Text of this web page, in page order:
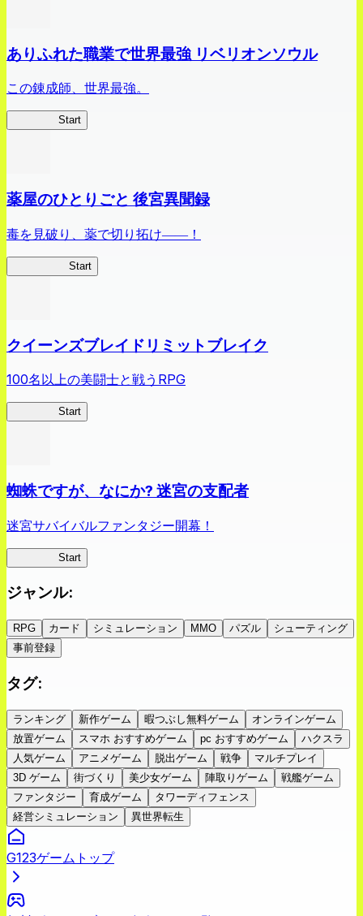
ありふれた職業で世界最強 リベリオンソウル
この錬成師、世界最強。
Start
薬屋のひとりごと 後宮異聞録
毒を見破り、薬で切り拓け――！
Start
クイーンズブレイドリミットブレイク
100名以上の美闘士と戦うRPG
Start
蜘蛛ですが、なにか? 迷宮の支配者
迷宮サバイバルファンタジー開幕！
Start
ジャンル:
RPG カード シミュレーション MMO パズル
シューティング
事前登録
タグ:
ランキング 新作ゲーム 暇つぶし無料ゲーム
オンラインゲーム
放置ゲーム
スマホ おすすめゲーム pc おすすめゲーム
ハクスラ
人気ゲーム
アニメゲーム 脱出ゲーム 戦争
マルチプレイ
3D ゲーム
街づくり 美少女ゲーム 陣取りゲーム
戦艦ゲーム
ファンタジー
育成ゲーム
タワーディフェンス
経営シミュレーション
異世界転生
G123ゲームトップ